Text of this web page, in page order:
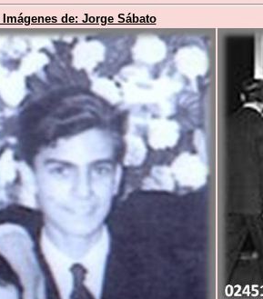
de: Jorge Sábato